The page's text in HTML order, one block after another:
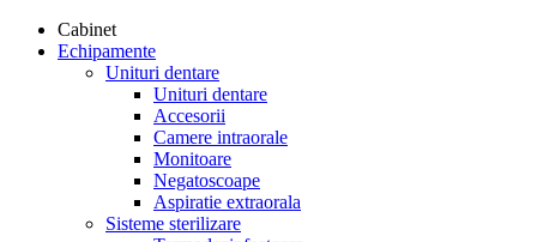
Cabinet
Echipamente
Unituri dentare
Unituri dentare
Accesorii
Camere intraorale
Monitoare
Negatoscoape
Aspiratie extraorala
Sisteme sterilizare